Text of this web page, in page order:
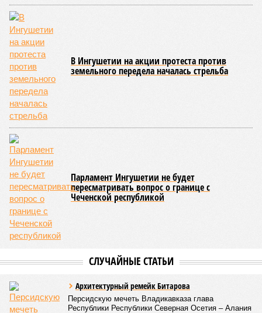
макрорегионов.
Ранее сообщалось, что по итогам 2025 года Кабардино-
Балкарская Республика относилась к числу наиболее
благополучных субъектов Федерации: там на 10 тысяч
жителей приходилось в среднем 69,2 преступления, и с
таким показателем регион входил в пятёрку субъектов РФ
с самой низкой преступностью. Нынешний же трёхкратный
всплеск подростковой криминальной активности на этом
фоне выглядит особенно тревожно.
Галина Летова
В Кисловодске
готовятся к запуску
первого
электротакси
Версия //Общество //В Дагестане после ливней 18 сёл остаются без
Отрезанные от большой земли